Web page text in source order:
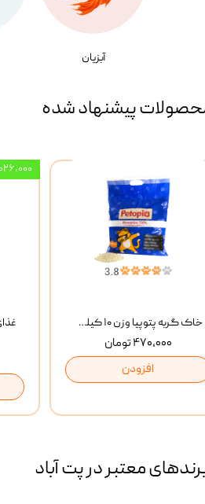
آبزیان
پیشنهاد شده
۱,۰۲۶,۰۰۰
خاک گربه پتوپیا وزن ۱۰ کیلوگرم
۴۷۰,۰۰۰ تومان
افزودن
معتبر در پت آباد